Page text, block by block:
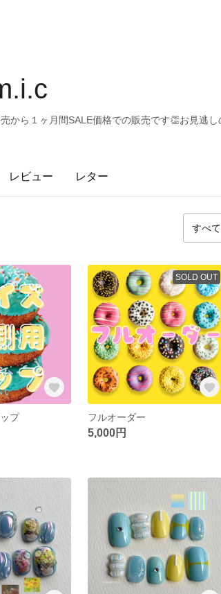
から１ヶ月間SALE価格での販売です👏お見逃
レビュー レター
プ
SOLD OUT
フルオーダー
5,000円